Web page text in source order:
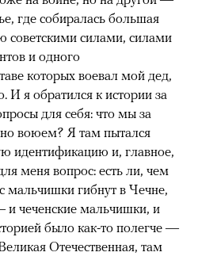
где собиралась большая
советскими силами, силами
и одного
которых воевал мой дед,
И я обратился к истории за
для себя: что мы за
воюем? Я там пытался
идентификацию и, главное,
меня вопрос: есть ли, чем
мальчишки гибнут в Чечне,
и чеченские мальчишки, и
было как-то полегче —
Отечественная, там